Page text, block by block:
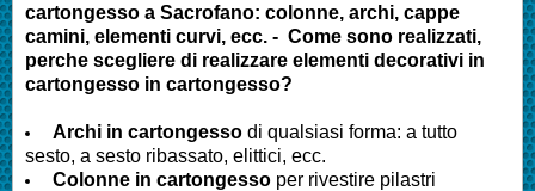
cartongesso a Sacrofano: colonne, archi, cappe
camini, elementi curvi, ecc. - Come sono realizzati,
perche scegliere di realizzare elementi decorativi in
cartongesso in cartongesso?
Archi in cartongesso di qualsiasi forma: a tutto
sesto, a sesto ribassato, elittici, ecc.
Colonne in cartongesso per rivestire pilastri